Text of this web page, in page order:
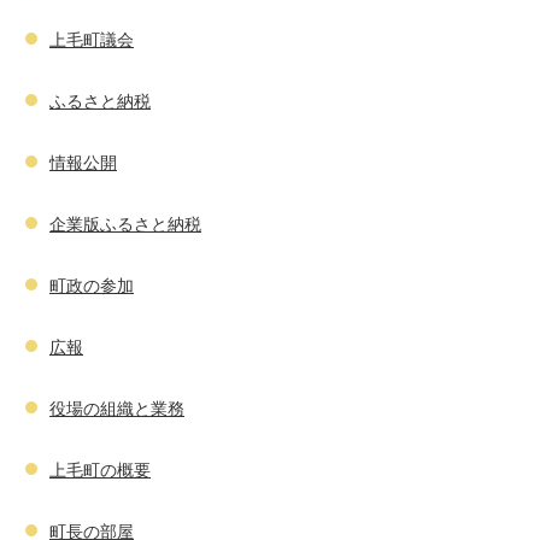
上毛町議会
ふるさと納税
情報公開
企業版ふるさと納税
町政の参加
広報
役場の組織と業務
上毛町の概要
町長の部屋